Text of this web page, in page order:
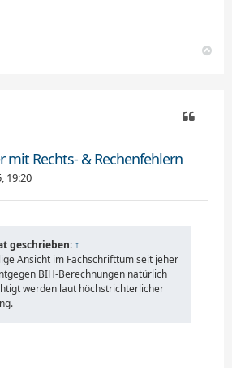
mit Rechts- & Rechenfehlern
19:20
geschrieben: ↑
Ansicht im Fachschrifttum seit jeher
BIH-Berechnungen natürlich
werden laut höchst­rich­ter­li­cher